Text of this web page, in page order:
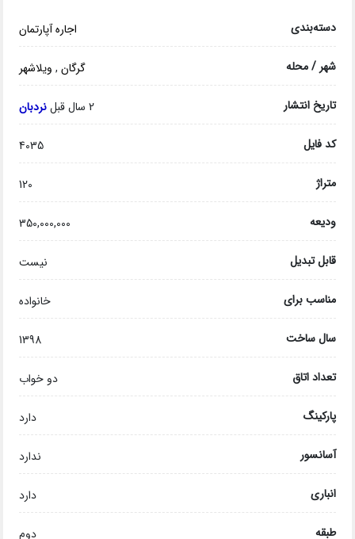
دسته‌بندی اجاره آپارتمان
شهر / محله گرگان, ویلاشهر
تاریخ انتشار 2 سال قبل نردبان
کد فایل 4035
متراژ 120
ودیعه 350,000,000
قابل تبدیل نیست
مناسب برای خانواده
سال ساخت 1398
تعداد اتاق دو خواب
پارکینگ دارد
آسانسور ندارد
انباری دارد
طبقه دوم